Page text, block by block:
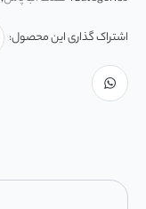
اشتراک گذاری این محصول: